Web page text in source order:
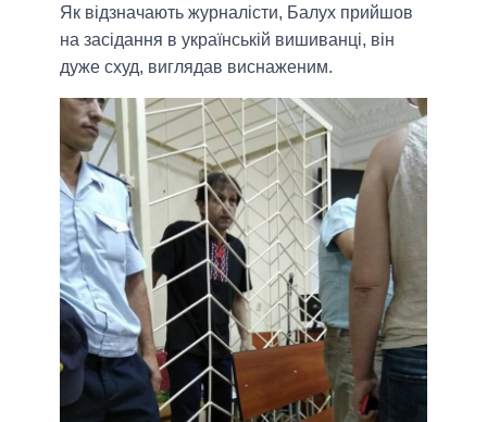
Як відзначають журналісти, Балух прийшов
на засідання в українській вишиванці, він
дуже схуд, виглядав виснаженим.